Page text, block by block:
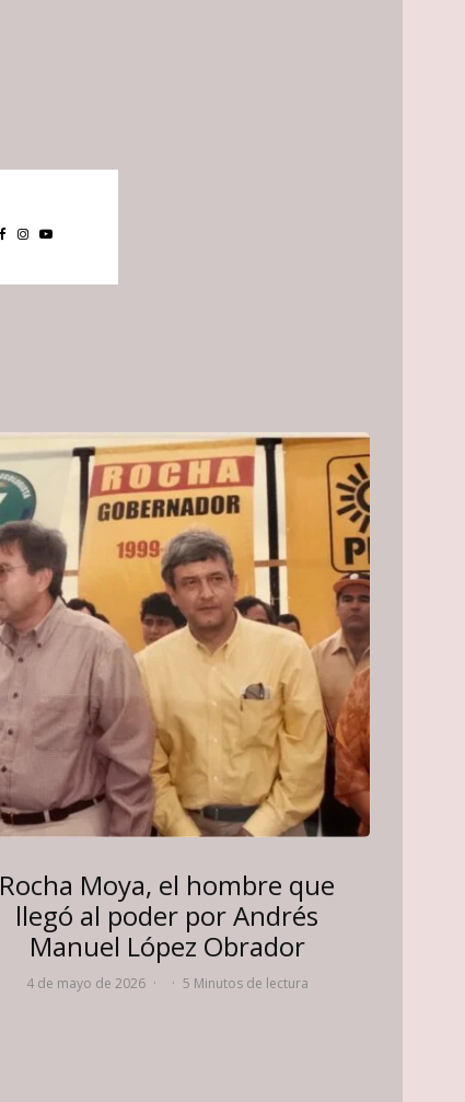
Rocha Moya, el hombre que
llegó al poder por Andrés
Manuel López Obrador
4 de mayo de 2026 · · 5 Minutos de lectura